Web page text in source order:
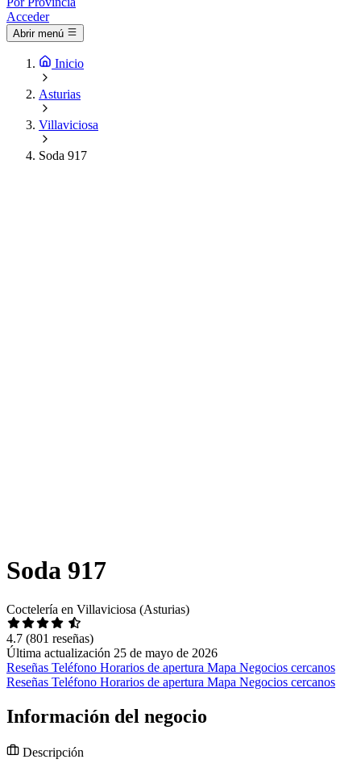
Acceder
Abrir menú
Inicio
Asturias
Villaviciosa
Soda 917
Soda 917
Coctelería en Villaviciosa (Asturias)
4.7 (801 reseñas)
Última actualización 25 de mayo de 2026
Reseñas Teléfono Horarios de apertura Mapa Negocios cercanos
Reseñas Teléfono Horarios de apertura Mapa Negocios cercanos
Información del negocio
Descripción